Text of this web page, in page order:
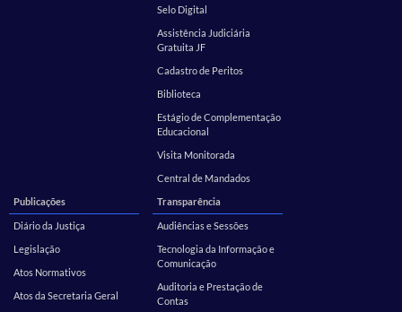
Selo Digital
Assistência Judiciária
Gratuita JF
Cadastro de Peritos
Biblioteca
Estágio de Complementação
Educacional
Visita Monitorada
Central de Mandados
Publicações
Diário da Justiça
Legislação
Atos Normativos
Atos da Secretaria Geral
Transparência
Audiências e Sessões
Tecnologia da Informação e
Comunicação
Auditoria e Prestação de
Contas